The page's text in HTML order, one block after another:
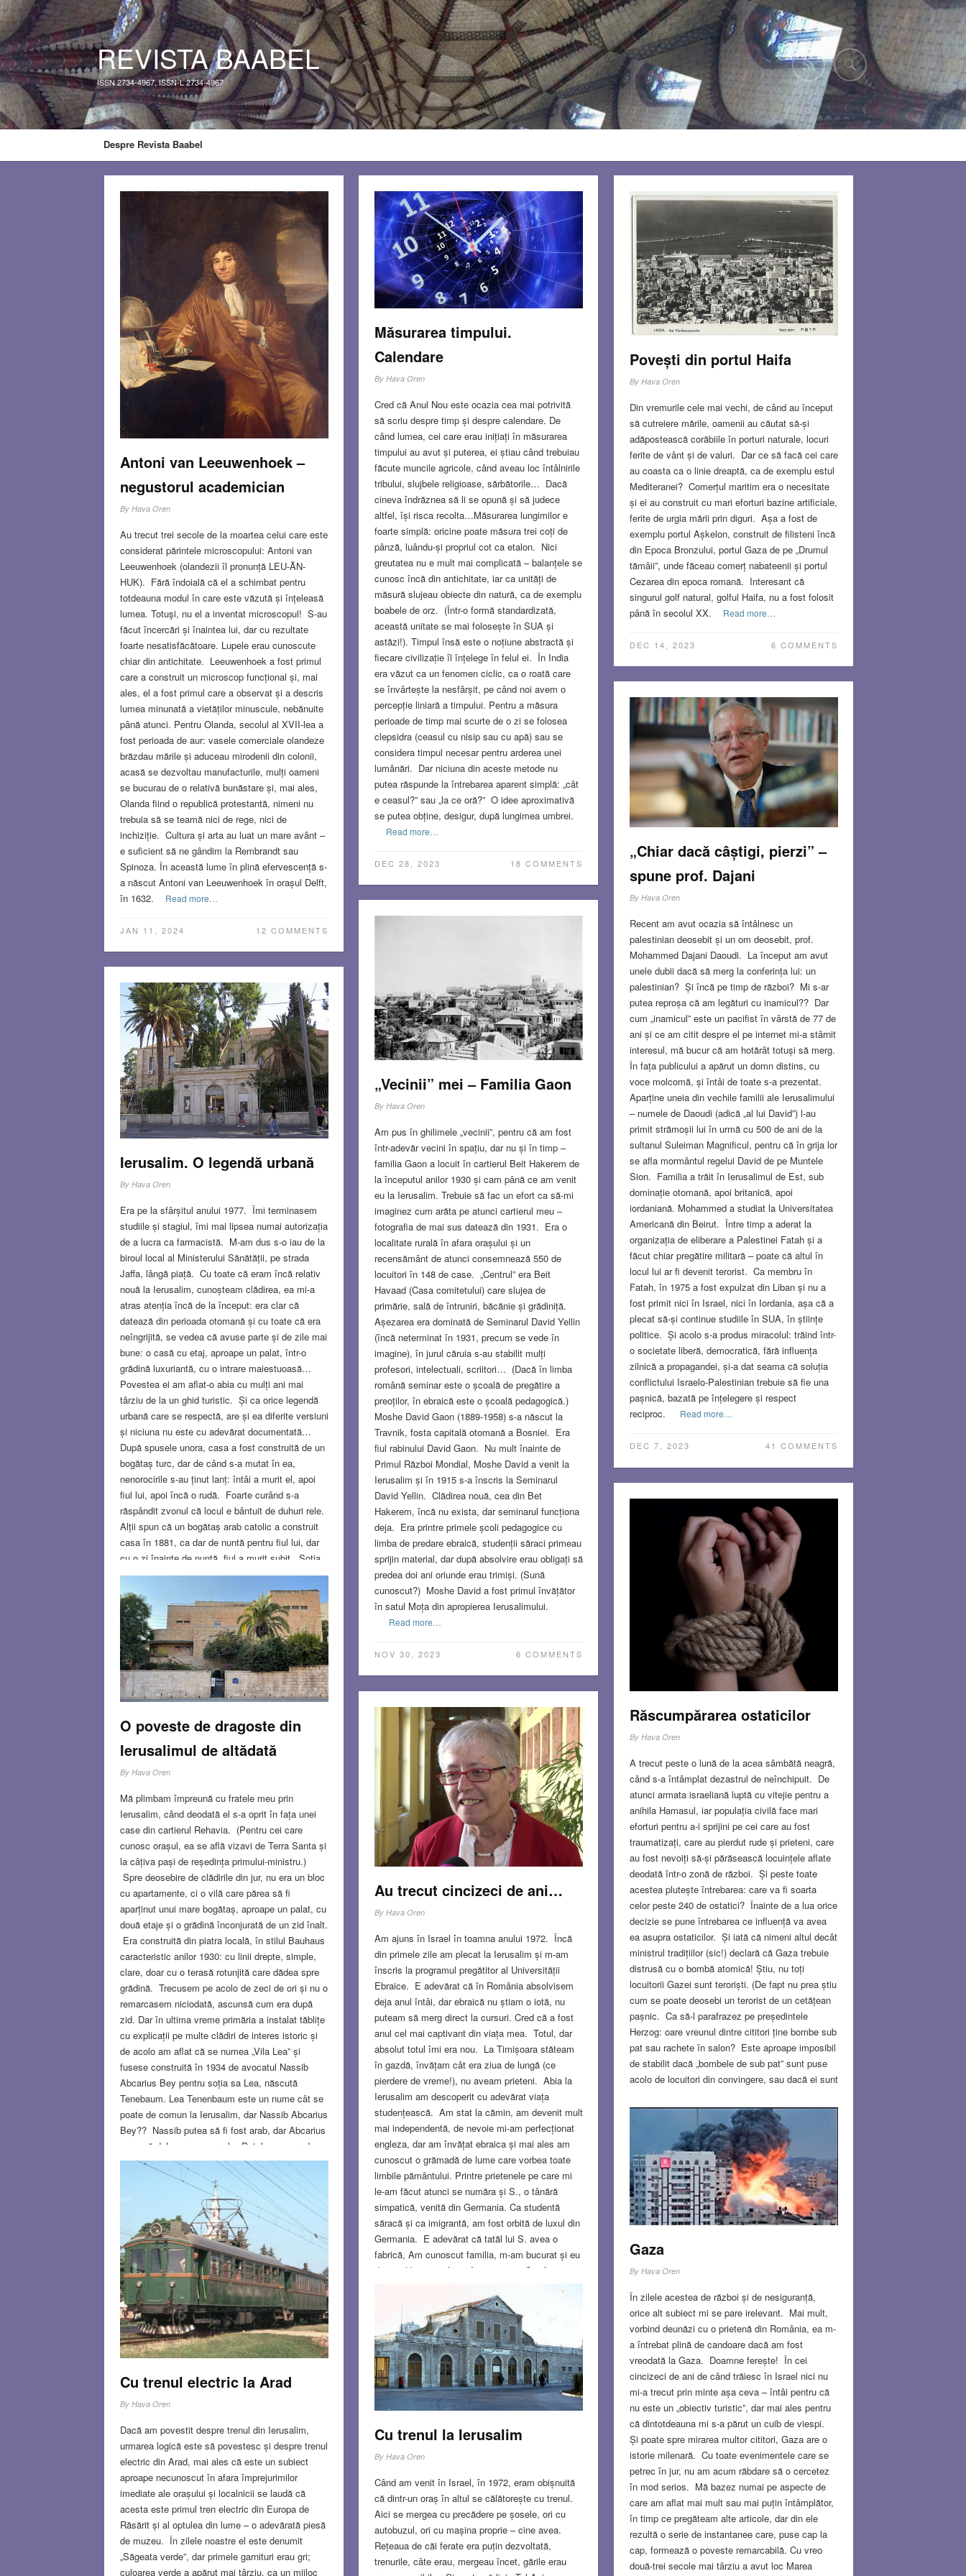
REVISTA BAABEL
ISSN 2734-4967, ISSN-L 2734-4967
Despre Revista Baabel
Antoni van Leeuwenhoek –
negustorul academician
By Hava Oren
Au trecut trei secole de la moartea celui care este
considerat părintele microscopului: Antoni van
Leeuwenhoek (olandezii îl pronunță LEU-ĂN-
HUK). Fără îndoială că el a schimbat pentru
totdeauna modul în care este văzută și înțeleasă
lumea. Totuşi, nu el a inventat microscopul! S-au
făcut încercări și înaintea lui, dar cu rezultate
foarte nesatisfăcătoare. Lupele erau cunoscute
chiar din antichitate. Leeuwenhoek a fost primul
care a construit un microscop funcțional și, mai
ales, el a fost primul care a observat și a descris
lumea minunată a vietăților minuscule, nebănuite
până atunci. Pentru Olanda, secolul al XVII-lea a
fost perioada de aur: vasele comerciale olandeze
brăzdau mările și aduceau mirodenii din colonii,
acasă se dezvoltau manufacturile, mulți oameni
se bucurau de o relativă bunăstare și, mai ales,
Olanda fiind o republică protestantă, nimeni nu
trebuia să se teamă nici de rege, nici de
inchiziție. Cultura și arta au luat un mare avânt –
e suficient să ne gândim la Rembrandt sau
Spinoza. În această lume în plină efervescență s-
a născut Antoni van Leeuwenhoek în orașul Delft,
în 1632.
Read more…
JAN 11, 2024 12 COMMENTS
Măsurarea timpului.
Calendare
By Hava Oren
Cred că Anul Nou este ocazia cea mai potrivită
să scriu despre timp și despre calendare. De
când lumea, cei care erau inițiați în măsurarea
timpului au avut și puterea, ei știau când trebuiau
făcute muncile agricole, când aveau loc întâlnirile
tribului, slujbele religioase, sărbătorile… Dacă
cineva îndrăznea să li se opună și să judece
altfel, își risca recolta…Măsurarea lungimilor e
foarte simplă: oricine poate măsura trei coți de
pânză, luându-și propriul cot ca etalon. Nici
greutatea nu e mult mai complicată – balanțele se
cunosc încă din antichitate, iar ca unități de
măsură slujeau obiecte din natură, ca de exemplu
boabele de orz. (Într-o formă standardizată,
această unitate se mai folosește în SUA și
astăzi!). Timpul însă este o noțiune abstractă și
fiecare civilizație îl înțelege în felul ei. În India
era văzut ca un fenomen ciclic, ca o roată care
se învârtește la nesfârșit, pe când noi avem o
percepție liniară a timpului. Pentru a măsura
perioade de timp mai scurte de o zi se folosea
clepsidra (ceasul cu nisip sau cu apă) sau se
considera timpul necesar pentru arderea unei
lumânări. Dar niciuna din aceste metode nu
putea răspunde la întrebarea aparent simplă: „cât
e ceasul?” sau „la ce oră?” O idee aproximativă
se putea obține, desigur, după lungimea umbrei.
Read more…
DEC 28, 2023 18 COMMENTS
Povești din portul Haifa
By Hava Oren
Din vremurile cele mai vechi, de când au început
să cutreiere mările, oamenii au căutat să-și
adăpostească corăbiile în porturi naturale, locuri
ferite de vânt și de valuri. Dar ce să facă cei care
au coasta ca o linie dreaptă, ca de exemplu estul
Mediteranei? Comerțul maritim era o necesitate
și ei au construit cu mari eforturi bazine artificiale,
ferite de urgia mării prin diguri. Așa a fost de
exemplu portul Așkelon, construit de filisteni încă
din Epoca Bronzului, portul Gaza de pe „Drumul
tămâii”, unde făceau comerț nabateenii și portul
Cezarea din epoca romană. Interesant că
singurul golf natural, golful Haifa, nu a fost folosit
până în secolul XX.
Read more…
DEC 14, 2023 6 COMMENTS
„Chiar dacă câștigi, pierzi” –
spune prof. Dajani
By Hava Oren
Recent am avut ocazia să întâlnesc un
palestinian deosebit și un om deosebit, prof.
Mohammed Dajani Daoudi. La început am avut
unele dubii dacă să merg la conferința lui: un
palestinian? Și încă pe timp de război? Mi s-ar
putea reproșa că am legături cu inamicul?? Dar
cum „inamicul” este un pacifist în vârstă de 77 de
ani și ce am citit despre el pe internet mi-a stârnit
interesul, mă bucur că am hotărât totuși să merg.
În fața publicului a apărut un domn distins, cu
voce molcomă, și întâi de toate s-a prezentat.
Aparține uneia din vechile familii ale Ierusalimului
– numele de Daoudi (adică „al lui David”) l-au
primit strămoșii lui în urmă cu 500 de ani de la
sultanul Suleiman Magnificul, pentru că în grija lor
se afla mormântul regelui David de pe Muntele
Sion. Familia a trăit în Ierusalimul de Est, sub
dominație otomană, apoi britanică, apoi
iordaniană. Mohammed a studiat la Universitatea
Americană din Beirut. Între timp a aderat la
organizația de eliberare a Palestinei Fatah și a
făcut chiar pregătire militară – poate că altul în
locul lui ar fi devenit terorist. Ca membru în
Fatah, în 1975 a fost expulzat din Liban și nu a
fost primit nici în Israel, nici în Iordania, așa că a
plecat să-și continue studiile în SUA, în științe
politice. Și acolo s-a produs miracolul: trăind într-
o societate liberă, democratică, fără influența
zilnică a propagandei, și-a dat seama că soluția
conflictului Israelo-Palestinian trebuie să fie una
pașnică, bazată pe înțelegere și respect
reciproc.
Read more…
DEC 7, 2023 41 COMMENTS
„Vecinii” mei – Familia Gaon
By Hava Oren
Am pus în ghilimele „vecinii”, pentru că am fost
într-adevăr vecini în spațiu, dar nu și în timp –
familia Gaon a locuit în cartierul Beit Hakerem de
la începutul anilor 1930 și cam până ce am venit
eu la Ierusalim. Trebuie să fac un efort ca să-mi
imaginez cum arăta pe atunci cartierul meu –
fotografia de mai sus datează din 1931. Era o
localitate rurală în afara orașului și un
recensământ de atunci consemnează 550 de
locuitori în 148 de case. „Centrul” era Beit
Havaad (Casa comitetului) care slujea de
primărie, sală de întruniri, băcănie și grădiniță.
Așezarea era dominată de Seminarul David Yellin
(încă neterminat în 1931, precum se vede în
imagine), în jurul căruia s-au stabilit mulți
profesori, intelectuali, scriitori… (Dacă în limba
română seminar este o școală de pregătire a
preoților, în ebraică este o școală pedagogică.)
Moshe David Gaon (1889-1958) s-a născut la
Travnik, fosta capitală otomană a Bosniei. Era
fiul rabinului David Gaon. Nu mult înainte de
Primul Război Mondial, Moshe David a venit la
Ierusalim și în 1915 s-a înscris la Seminarul
David Yellin. Clădirea nouă, cea din Bet
Hakerem, încă nu exista, dar seminarul funcționa
deja. Era printre primele școli pedagogice cu
limba de predare ebraică, studenții săraci primeau
sprijin material, dar după absolvire erau obligați să
predea doi ani oriunde erau trimiși. (Sună
cunoscut?) Moshe David a fost primul învățător
în satul Moța din apropierea Ierusalimului.
Read more…
NOV 30, 2023 6 COMMENTS
Ierusalim. O legendă urbană
By Hava Oren
Era pe la sfârșitul anului 1977. Îmi terminasem
studiile și stagiul, îmi mai lipsea numai autorizația
de a lucra ca farmacistă. M-am dus s-o iau de la
biroul local al Ministerului Sănătății, pe strada
Jaffa, lângă piață. Cu toate că eram încă relativ
nouă la Ierusalim, cunoșteam clădirea, ea mi-a
atras atenția încă de la început: era clar că
datează din perioada otomană și cu toate că era
neîngrijită, se vedea că avuse parte și de zile mai
bune: o casă cu etaj, aproape un palat, într-o
grădină luxuriantă, cu o intrare maiestuoasă…
Povestea ei am aflat-o abia cu mulți ani mai
târziu de la un ghid turistic. Și ca orice legendă
urbană care se respectă, are și ea diferite versiuni
și niciuna nu este cu adevărat documentată…
După spusele unora, casa a fost construită de un
bogătaș turc, dar de când s-a mutat în ea,
nenorocirile s-au ținut lanț: întâi a murit el, apoi
fiul lui, apoi încă o rudă. Foarte curând s-a
răspândit zvonul că locul e bântuit de duhuri rele.
Alții spun că un bogătaș arab catolic a construit
casa în 1881, ca dar de nuntă pentru fiul lui, dar
cu o zi înainte de nuntă, fiul a murit subit. Soția
bogătașului nu putea admite pierderea fiului. Ea a
îmbrăcat cadavrul în haine de mire, l-a proptit ca
să nu cadă, a adus mireasa și a poruncit să se
facă nunta – după care și-a pierdut mințile și și-a
dat și ea sufletul.
Read more…
NOV 16, 2023 4 COMMENTS
Răscumpărarea ostaticilor
By Hava Oren
A trecut peste o lună de la acea sâmbătă neagră,
când s-a întâmplat dezastrul de neînchipuit. De
atunci armata israeliană luptă cu vitejie pentru a
anihila Hamasul, iar populația civilă face mari
eforturi pentru a-i sprijini pe cei care au fost
traumatizați, care au pierdut rude și prieteni, care
au fost nevoiți să-și părăsească locuințele aflate
deodată într-o zonă de război. Și peste toate
acestea plutește întrebarea: care va fi soarta
celor peste 240 de ostatici? Înainte de a lua orice
decizie se pune întrebarea ce influență va avea
ea asupra ostaticilor. Și iată că nimeni altul decât
ministrul tradițiilor (sic!) declară că Gaza trebuie
distrusă cu o bombă atomică! Știu, nu toți
locuitorii Gazei sunt teroriști. (De fapt nu prea știu
cum se poate deosebi un terorist de un cetățean
pașnic. Ca să-l parafrazez pe președintele
Herzog: oare vreunul dintre cititori ține bombe sub
pat sau rachete în salon? Este aproape imposibil
de stabilit dacă „bombele de sub pat” sunt puse
acolo de locuitori din convingere, sau dacă ei sunt
umane.) Dar nu despre asta vreau să vorbesc
aici, ci despre ostaticii aflați în Gaza. Trebuie să-
i sacrificăm și pe ei chiar așa, fără niciun
scrupul? Ministrul tradițiilor ar trebui să fie primul
care să știe că răspunsul este NU, pentru că la
ceastă situație se aplică două principii
fundamentale ale iudaismului.
Read more…
O poveste de dragoste din
Ierusalimul de altădată
By Hava Oren
Mă plimbam împreună cu fratele meu prin
Ierusalim, când deodată el s-a oprit în fața unei
case din cartierul Rehavia. (Pentru cei care
cunosc orașul, ea se află vizavi de Terra Santa și
la câțiva pași de reședința primului-ministru.)
Spre deosebire de clădirile din jur, nu era un bloc
cu apartamente, ci o vilă care părea să fi
aparținut unui mare bogătaș, aproape un palat, cu
două etaje și o grădină înconjurată de un zid înalt.
Era construită din piatra locală, în stilul Bauhaus
caracteristic anilor 1930: cu linii drepte, simple,
clare, doar cu o terasă rotunjită care dădea spre
grădină. Trecusem pe acolo de zeci de ori și nu o
remarcasem niciodată, ascunsă cum era după
zid. Dar în ultima vreme primăria a instalat tăblițe
cu explicații pe multe clădiri de interes istoric și
de acolo am aflat că se numea „Vila Lea” și
fusese construită în 1934 de avocatul Nassib
Abcarius Bey pentru soția sa Lea, născută
Tenebaum. Lea Tenenbaum este un nume cât se
poate de comun la Ierusalim, dar Nassib Abcarius
Bey?? Nassib putea să fi fost arab, dar Abcarius
nu sună deloc a nume arab. Datele sumare de pe
tăblița albastră m-au intrigat, am căutat pe Google
și am dat peste o adevărată telenovelă din
Ierusalimul de acum 100 de ani.
Read more…
NOV 1, 2023 12 COMMENTS
Au trecut cincizeci de ani…
By Hava Oren
Am ajuns în Israel în toamna anului 1972. Încă
din primele zile am plecat la Ierusalim și m-am
înscris la programul pregătitor al Universității
Ebraice. E adevărat că în România absolvisem
deja anul întâi, dar ebraică nu știam o iotă, nu
puteam să merg direct la cursuri. Cred că a fost
anul cel mai captivant din viața mea. Totul, dar
absolut totul îmi era nou. La Timișoara stăteam
în gazdă, învățam cât era ziua de lungă (ce
pierdere de vreme!), nu aveam prieteni. Abia la
Ierusalim am descoperit cu adevărat viața
studențească. Am stat la cămin, am devenit mult
mai independentă, de nevoie mi-am perfecționat
engleza, dar am învățat ebraica și mai ales am
cunoscut o grămadă de lume care vorbea toate
limbile pământului. Printre prietenele pe care mi
le-am făcut atunci se număra și S., o tânără
simpatică, venită din Germania. Ca studentă
săracă și ca imigrantă, am fost orbită de luxul din
Germania. E adevărat că tatăl lui S. avea o
fabrică, Am cunoscut familia, m-am bucurat și eu
de traiul bun, am făcut împreună cu S. câteva
aveam biletul de întoarcere. Numai că… La
sfârșitul sărbătorii de Yom Kipur s-a dat drumul la
televizor și am rămas cu toții înlemniți. În Israel
era război!
Read more…
OCT 19, 2023 13 COMMENTS
Gaza
By Hava Oren
În zilele acestea de război și de nesiguranță,
orice alt subiect mi se pare irelevant. Mai mult,
vorbind deunăzi cu o prietenă din România, ea m-
a întrebat plină de candoare dacă am fost
vreodată la Gaza. Doamne ferește! În cei
cincizeci de ani de când trăiesc în Israel nici nu
mi-a trecut prin minte așa ceva – întâi pentru că
nu este un „obiectiv turistic”, dar mai ales pentru
că dintotdeauna mi s-a părut un cuib de viespi.
Și poate spre mirarea multor cititori, Gaza are o
istorie milenară. Cu toate evenimentele care se
petrec în jur, nu am acum răbdare să o cercetez
în mod serios. Mă bazez numai pe aspecte de
care am aflat mai mult sau mai puțin întâmplător,
în timp ce pregăteam alte articole, dar din ele
rezultă o serie de instantanee care, puse cap la
cap, formează o poveste remarcabilă. Cu vreo
două-trei secole mai târziu a avut loc Marea
Cu trenul electric la Arad
By Hava Oren
Dacă am povestit despre trenul din Ierusalim,
urmarea logică este să povestesc și despre trenul
electric din Arad, mai ales că este un subiect
aproape necunoscut în afara împrejurimilor
imediate ale orașului și localnicii se laudă că
acesta este primul tren electric din Europa de
Răsărit și al optulea din lume – o adevărată piesă
de muzeu. În zilele noastre el este denumit
„Săgeata verde”, dar primele garnituri erau gri;
culoarea verde a apărut mai târziu, ca un mijloc
Cu trenul la Ierusalim
By Hava Oren
Când am venit în Israel, în 1972, eram obișnuită
că dintr-un oraș în altul se călătorește cu trenul.
Aici se mergea cu precădere pe șosele, ori cu
autobuzul, ori cu mașina proprie – cine avea.
Rețeaua de căi ferate era puțin dezvoltată,
trenurile, câte erau, mergeau încet, gările erau